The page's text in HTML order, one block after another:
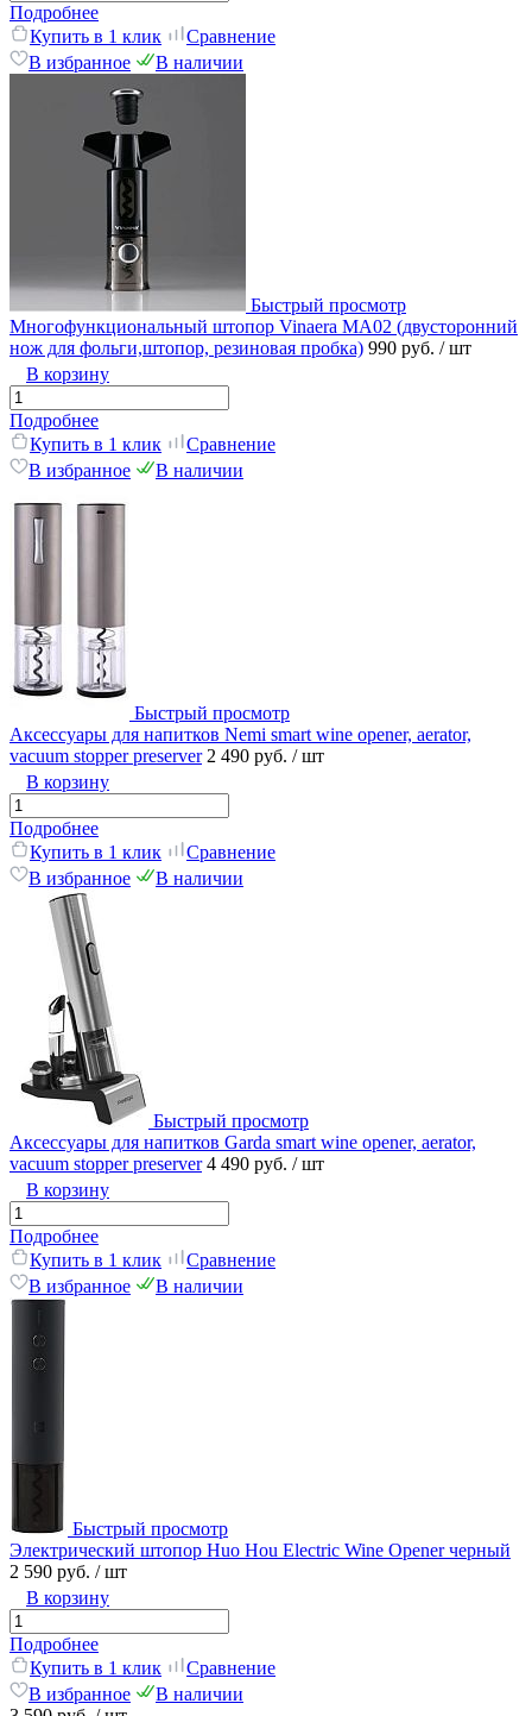
Подробнее
Купить в 1 клик
Сравнение
В избранное
В наличии
Быстрый просмотр
Многофункциональный штопор Vinaera MA02 (двусторонний
нож для фольги,штопор, резиновая пробка) 990 руб. / шт
В корзину
Подробнее
Купить в 1 клик
Сравнение
В избранное
В наличии
Быстрый просмотр
Аксессуары для напитков Nemi smart wine opener, aerator,
vacuum stopper preserver 2 490 руб. / шт
В корзину
Подробнее
Купить в 1 клик
Сравнение
В избранное
В наличии
Быстрый просмотр
Аксессуары для напитков Garda smart wine opener, aerator,
vacuum stopper preserver 4 490 руб. / шт
В корзину
Подробнее
Купить в 1 клик
Сравнение
В избранное
В наличии
Быстрый просмотр
Электрический штопор Huo Hou Electric Wine Opener черный
2 590 руб. / шт
В корзину
Подробнее
Купить в 1 клик
Сравнение
В избранное
В наличии